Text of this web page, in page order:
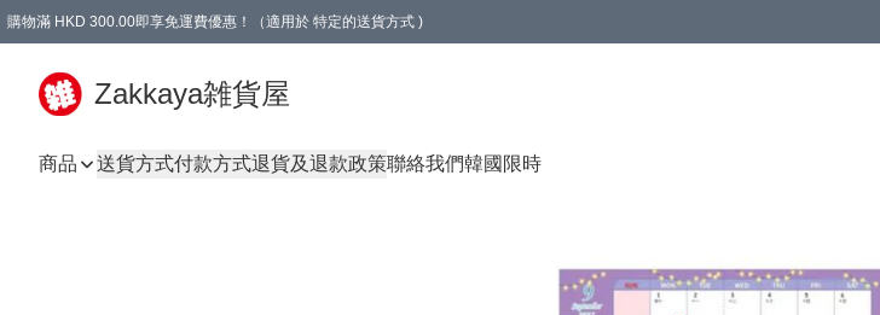
購物滿 HKD 300.00即享免運費優惠！（適用於 特定的送貨方式 )
Zakkaya雑貨屋
商品 送貨方式付款方式退貨及退款政策聯絡我們韓國限時